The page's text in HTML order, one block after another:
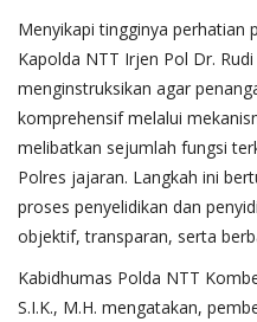
Menyikapi tingginya perhatian
Kapolda NTT Irjen Pol Dr.
menginstruksikan agar
komprehensif melalui
melibatkan sejumlah fungsi
Polres jajaran. Langkah ini
proses penyelidikan dan
objektif, transparan, serta
Kabidhumas Polda NTT
S.I.K., M.H. mengatakan,